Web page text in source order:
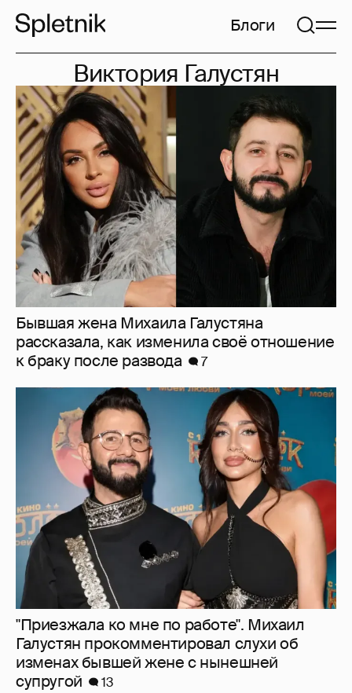
Блоги
Виктория Галустян
Бывшая жена Михаила Галустяна
рассказала, как изменила своё отношение
к браку после развода
7
"Приезжала ко мне по работе". Михаил
Галустян прокомментировал слухи об
изменах бывшей жене с нынешней
супругой
13